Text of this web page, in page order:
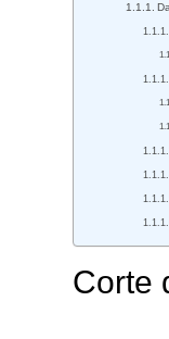
Corte